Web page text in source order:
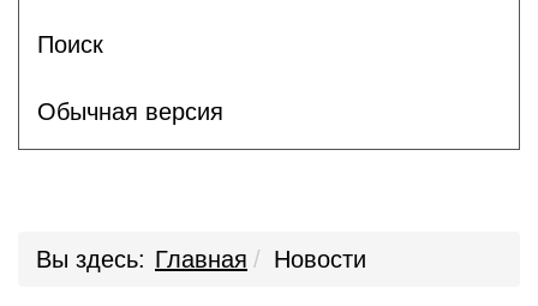
Поиск
Обычная версия
Вы здесь: Главная Новости